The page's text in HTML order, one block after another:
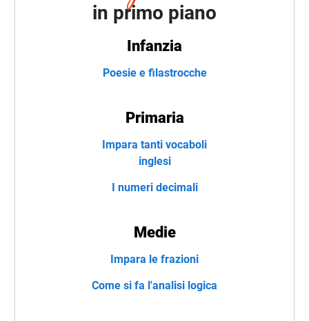
in primo piano
Infanzia
Poesie e filastrocche
Primaria
Impara tanti vocaboli
inglesi
I numeri decimali
Medie
Impara le frazioni
Come si fa l'analisi logica